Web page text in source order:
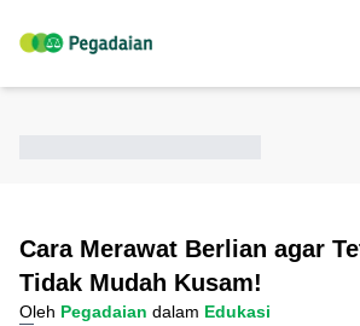
Cara Merawat Berlian agar
Tidak Mudah Kusam!
Oleh Pegadaian dalam Edukasi